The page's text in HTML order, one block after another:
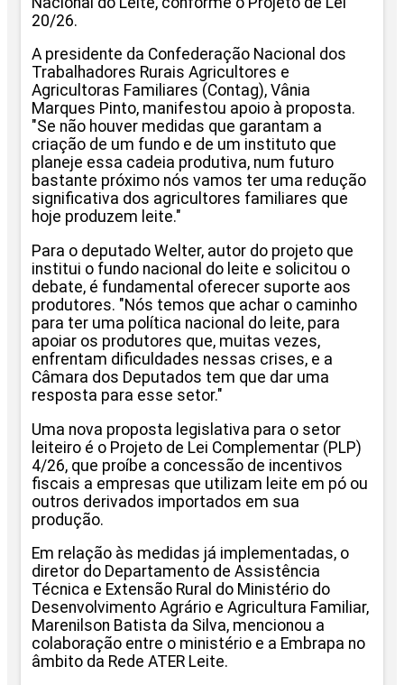
20/26.
A presidente da Confederação Nacional dos
Trabalhadores Rurais Agricultores e
Agricultoras Familiares (Contag), Vânia
Marques Pinto, manifestou apoio à proposta.
"Se não houver medidas que garantam a
criação de um fundo e de um instituto que
planeje essa cadeia produtiva, num futuro
bastante próximo nós vamos ter uma redução
significativa dos agricultores familiares que
hoje produzem leite."
Para o deputado Welter, autor do projeto que
institui o fundo nacional do leite e solicitou o
debate, é fundamental oferecer suporte aos
produtores. "Nós temos que achar o caminho
para ter uma política nacional do leite, para
apoiar os produtores que, muitas vezes,
enfrentam dificuldades nessas crises, e a
Câmara dos Deputados tem que dar uma
resposta para esse setor."
Uma nova proposta legislativa para o setor
leiteiro é o Projeto de Lei Complementar (PLP)
4/26, que proíbe a concessão de incentivos
fiscais a empresas que utilizam leite em pó ou
outros derivados importados em sua
produção.
Em relação às medidas já implementadas, o
diretor do Departamento de Assistência
Técnica e Extensão Rural do Ministério do
Desenvolvimento Agrário e Agricultura Familiar,
Marenilson Batista da Silva, mencionou a
colaboração entre o ministério e a Embrapa no
âmbito da Rede ATER Leite.